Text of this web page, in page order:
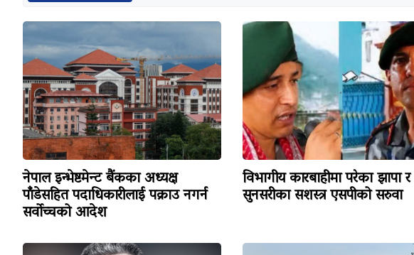
नेपाल इन्भेष्टमेन्ट बैंकका अध्यक्ष
पाँडेसहित पदाधिकारीलाई पक्राउ नगर्न
सर्वोच्चको आदेश
विभागीय कारबाहीमा परेका झापा र
सुनसरीका सशस्त्र एसपीको सरुवा